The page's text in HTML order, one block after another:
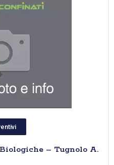
– Tugnolo A.